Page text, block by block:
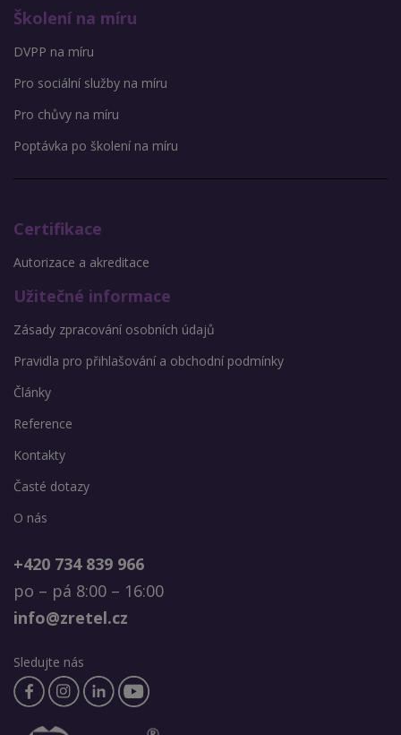
Školení na míru
DVPP na míru
Pro sociální služby na míru
Pro chůvy na míru
Poptávka po školení na míru
Certifikace
Autorizace a akreditace
Užitečné informace
Zásady zpracování osobních údajů
Pravidla pro přihlašování a obchodní podmínky
Články
Reference
Kontakty
Časté dotazy
O nás
+420 734 839 966
po – pá 8:00 – 16:00
info@zretel.cz
Sledujte nás